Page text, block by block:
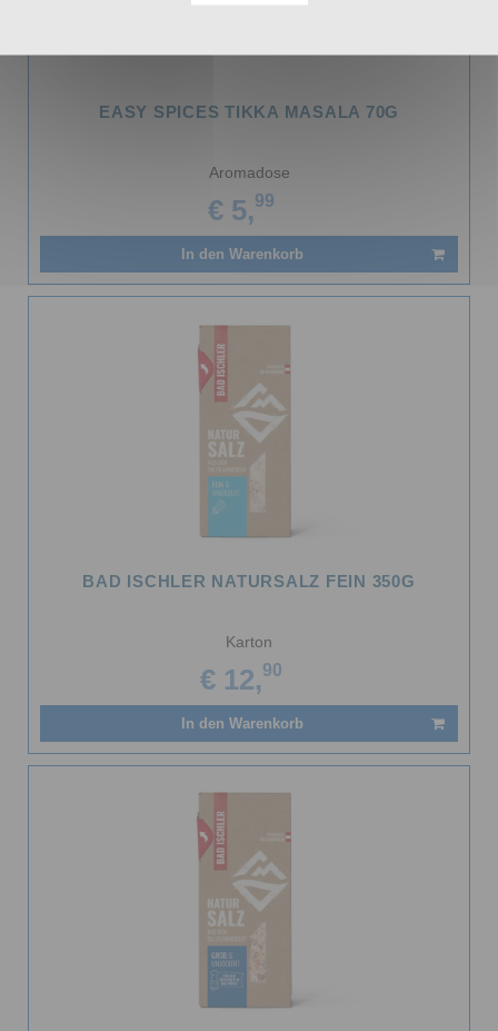
EASY SPICES TIKKA MASALA 70G
Aromadose
€ 5,99
In den Warenkorb
BAD ISCHLER NATURSALZ FEIN 350G
Karton
€ 12,90
In den Warenkorb